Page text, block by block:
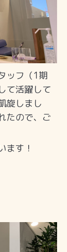
ッフ（1期
て活躍して
旋しまし
たので、ご
ます！